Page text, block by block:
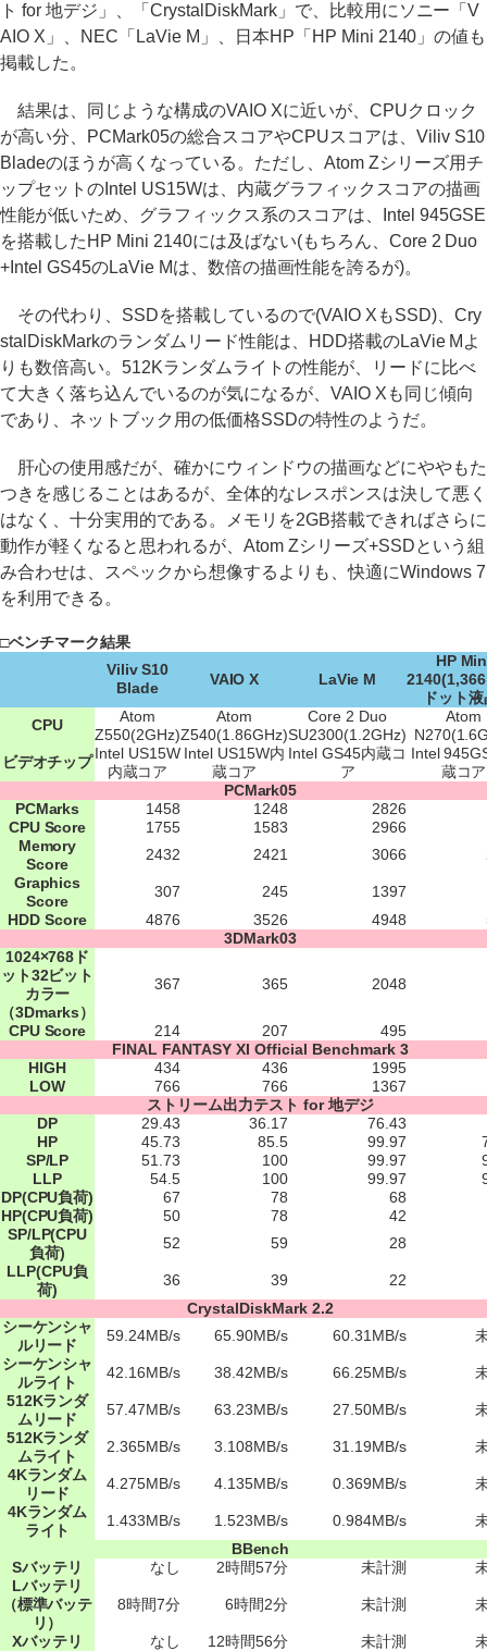
ト for 地デジ」、「CrystalDiskMark」で、比較用にソニー「V
AIO X」、NEC「LaVie M」、日本HP「HP Mini 2140」の値も
掲載した。
結果は、同じような構成のVAIO Xに近いが、CPUクロック
が高い分、PCMark05の総合スコアやCPUスコアは、Viliv S10
Bladeのほうが高くなっている。ただし、Atom Zシリーズ用チ
ップセットのIntel US15Wは、内蔵グラフィックスコアの描画
性能が低いため、グラフィックス系のスコアは、Intel 945GSE
を搭載したHP Mini 2140には及ばない(もちろん、Core 2 Duo
+Intel GS45のLaVie Mは、数倍の描画性能を誇るが)。
その代わり、SSDを搭載しているので(VAIO XもSSD)、Cry
stalDiskMarkのランダムリード性能は、HDD搭載のLaVie Mよ
りも数倍高い。512Kランダムライトの性能が、リードに比べ
て大きく落ち込んでいるのが気になるが、VAIO Xも同じ傾向
であり、ネットブック用の低価格SSDの特性のようだ。
肝心の使用感だが、確かにウィンドウの描画などにややもた
つきを感じることはあるが、全体的なレスポンスは決して悪く
はなく、十分実用的である。メモリを2GB搭載できればさらに
動作が軽くなると思われるが、Atom Zシリーズ+SSDという組
み合わせは、スペックから想像するよりも、快適にWindows 7
を利用できる。
□ベンチマーク結果
Viliv S10
Blade
VAIO X LaVie M
HP
ドット
CPU
Atom
Z550(2GHz)
Atom
Z540(1.86GHz)
Core 2 Duo
SU2300(1.2GHz)
Atom
ビデオチップIntel US15W
内蔵コア
Intel US15W内
蔵コア
Intel GS45内蔵コ
ア
Intel
蔵コア
PCMark05
PCMarks
1458 1248 2826
CPU Score
1755 1583 2966
Memory
Score
2432 2421 3066
Graphics
Score
307 245
1397
HDD Score
4876 3526 4948
3DMark03
1024×768ド
ット32ビット
カラー
（3Dmarks）
367 365 2048
CPU Score 214 207
495
FINAL FANTASY XI Official Benchmark 3
HIGH
434 436 1995
LOW
766 766 1367
ストリーム出力テスト for 地デジ
DP
29.43 36.17
76.43
HP
45.73 85.5 99.97
SP/LP
51.73 100 99.97
LLP
54.5 100 99.97
DP(CPU負荷)
67 78
68
HP(CPU負荷)
50 78
42
SP/LP(CPU
負荷)
52 59
28
LLP(CPU負
荷)
36 39
22
CrystalDiskMark 2.2
シーケンシャ
ルリード
59.24MB/s 65.90MB/s 60.31MB/s
シーケンシャ
ルライト
42.16MB/s 38.42MB/s 66.25MB/s
512Kランダ
ムリード
57.47MB/s 63.23MB/s 27.50MB/s
512Kランダ
ムライト
2.365MB/s 3.108MB/s 31.19MB/s
4Kランダム
リード
4.275MB/s 4.135MB/s 0.369MB/s
4Kランダム
ライト
1.433MB/s 1.523MB/s 0.984MB/s
BBench
Sバッテリ
なし 2時間57分 未計測
Lバッテリ
（標準バッテ
リ）
8時間7分 6時間2分 未計測
Xバッテリ なし 12時間56分 未計測